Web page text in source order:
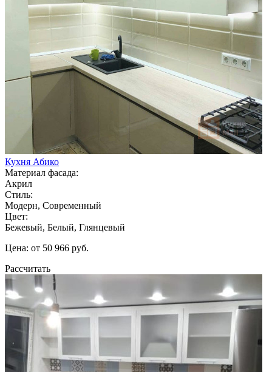
Кухня Абико
Материал фасада:
Акрил
Стиль:
Модерн, Современный
Цвет:
Бежевый, Белый, Глянцевый
Цена: от 50 966 руб.
Рассчитать